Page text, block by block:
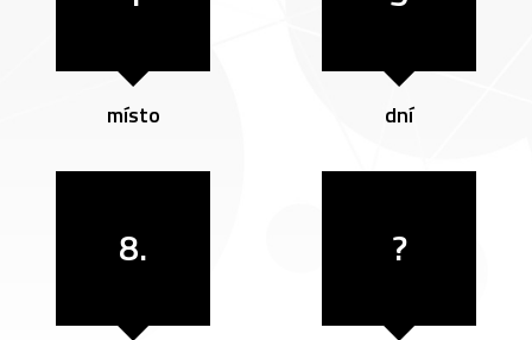
místo dní
8. ?